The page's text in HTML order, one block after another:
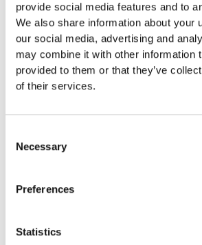
provide social media features and to
We also share information about your
our social media, advertising and
may combine it with other information
provided to them or that they’ve
of their services.
Selection
Necessary
Preferences
Statistics
Wandeln Sie Ihre Firma
ganz einfach um
Kollektivgesellschaft in GmbH
Wandeln Sie Ihre